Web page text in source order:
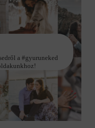
a #gyuruneked